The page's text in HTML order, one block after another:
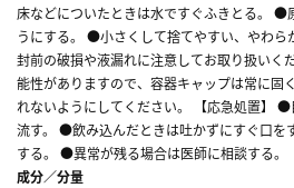
床などについたときは水ですぐふきとる。 ●
うにする。 ●小さくして捨てやすい、やわら
封前の破損や液漏れに注意してお取り扱い
能性がありますので、容器キャップは常に固
れないようにしてください。 【応急処置】
流す。 ●飲み込んだときは吐かずにすぐ口を
する。 ●異常が残る場合は医師に相談する。
成分／分量